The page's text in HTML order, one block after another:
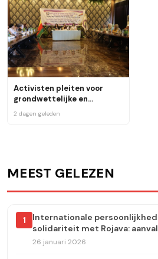
Activisten pleiten voor
grondwettelijke en
juridische waarborgen voor
de rechten van Syrische
2 dagen geleden
MEEST GELEZEN
1
Internationale
solidariteit met Rojava:
onmiddellijk worden
26 januari 2026